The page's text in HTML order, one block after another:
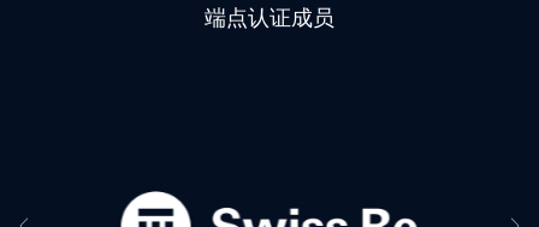
端点认证成员